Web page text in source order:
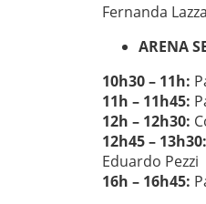
Fernanda
ARENA
10h30 – 11h:
11h – 11h45:
12h – 12h30:
12h45 – 13h30:
Eduardo Pezzi
16h – 16h45: